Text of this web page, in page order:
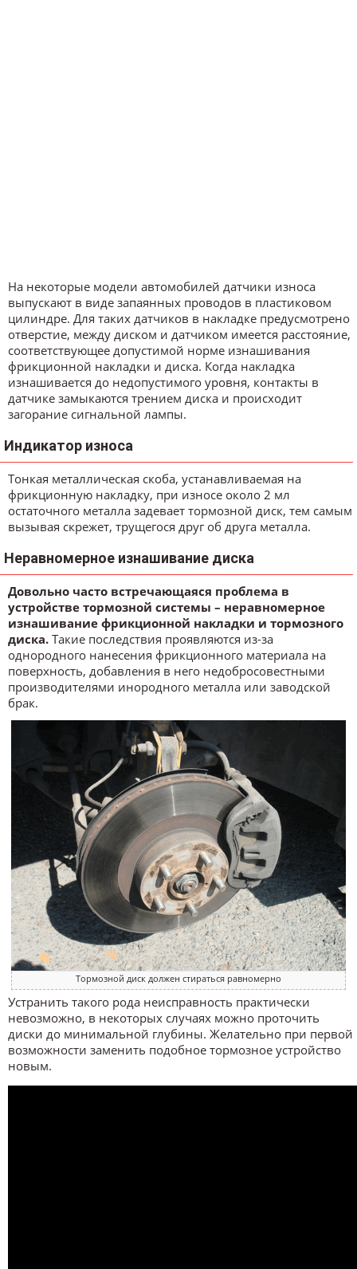
На некоторые модели автомобилей датчики износа
выпускают в виде запаянных проводов в пластиковом
цилиндре. Для таких датчиков в накладке предусмотрено
отверстие, между диском и датчиком имеется расстояние,
соответствующее допустимой норме изнашивания
фрикционной накладки и диска. Когда накладка
изнашивается до недопустимого уровня, контакты в
датчике замыкаются трением диска и происходит
загорание сигнальной лампы.
Индикатор износа
Тонкая металлическая скоба, устанавливаемая на
фрикционную накладку, при износе около 2 мл
остаточного металла задевает тормозной диск, тем самым
вызывая скрежет, трущегося друг об друга металла.
Неравномерное изнашивание диска
Довольно часто встречающаяся проблема в
устройстве тормозной системы – неравномерное
изнашивание фрикционной накладки и тормозного
диска. Такие последствия проявляются из-за
однородного нанесения фрикционного материала на
поверхность, добавления в него недобросовестными
производителями инородного металла или заводской
брак.
Тормозной диск должен стираться равномерно
Устранить такого рода неисправность практически
невозможно, в некоторых случаях можно проточить
диски до минимальной глубины. Желательно при первой
возможности заменить подобное тормозное устройство
новым.